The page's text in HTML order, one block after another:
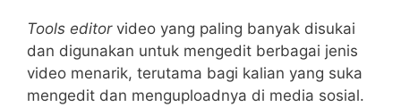
Tools editorvideo yang paling banyak disukai
dan digunakan untuk mengedit berbagai jenis
video menarik, terutama bagi kalian yang suka
mengedit dan menguploadnya di media sosial.